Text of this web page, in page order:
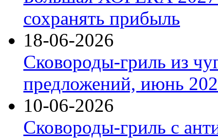
сохранять прибыль
18-06-2026
Сковороды-гриль из
предложений, июнь
10-06-2026
Сковороды-гриль с